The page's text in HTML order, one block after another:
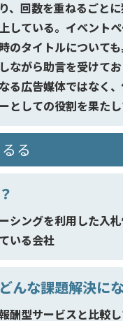
、回数を重ねるごと
している。イベント
のタイトルについて
ながら助言を受けて
る広告媒体ではなく
としての役割を果たし
る
シングを利用した入
いる会社
んな課題解決に
酬型サービスと比較